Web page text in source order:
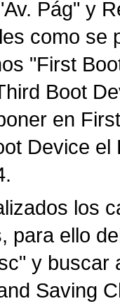
Pág" y
como se
"First
Boot
en
Device
los
para ello
y buscar
Saving